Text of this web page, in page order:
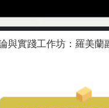
與實踐工作坊：羅美蘭